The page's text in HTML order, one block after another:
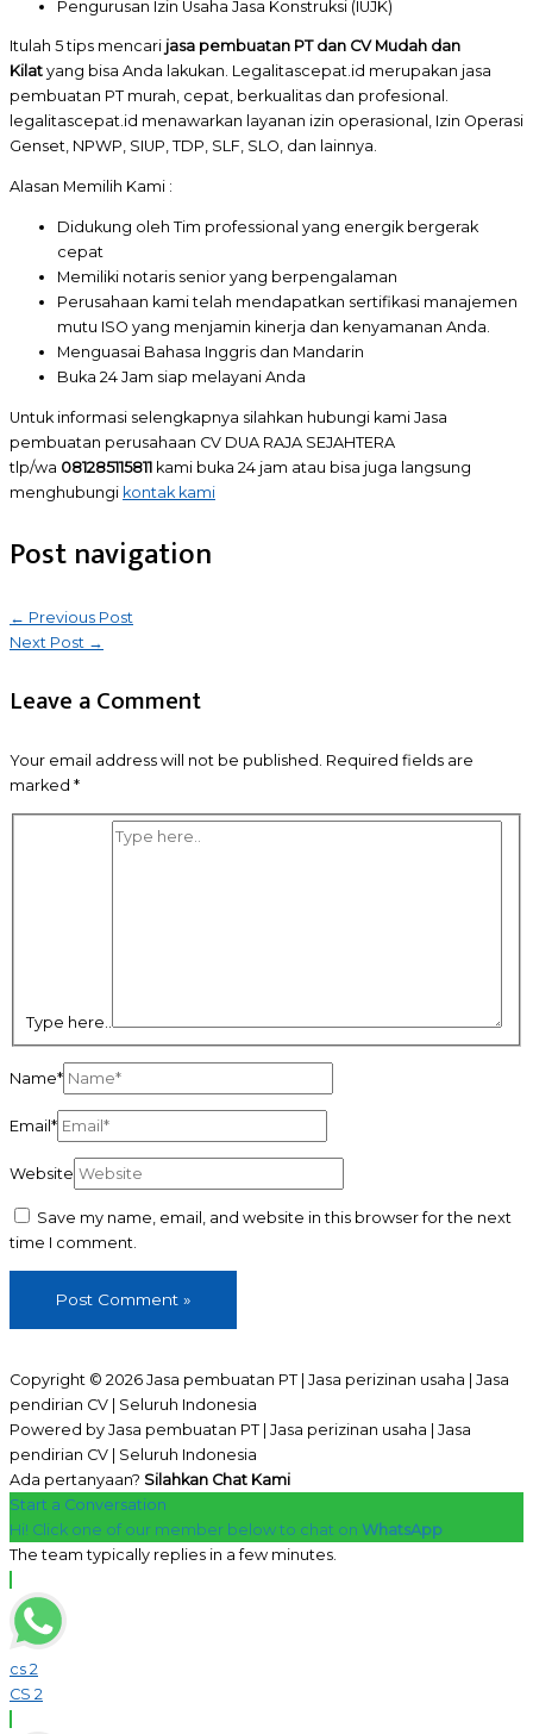
Pengurusan Izin Usaha Jasa Konstruksi (IUJK)
Itulah 5 tips mencari jasa pembuatan PT dan CV Mudah dan
Kilat yang bisa Anda lakukan. Legalitascepat.id merupakan jasa
pembuatan PT murah, cepat, berkualitas dan profesional.
legalitascepat.id menawarkan layanan izin operasional, Izin Operasi
Genset, NPWP, SIUP, TDP, SLF, SLO, dan lainnya.
Alasan Memilih Kami :
Didukung oleh Tim professional yang energik bergerak
cepat
Memiliki notaris senior yang berpengalaman
Perusahaan kami telah mendapatkan sertifikasi manajemen
mutu ISO yang menjamin kinerja dan kenyamanan Anda.
Menguasai Bahasa Inggris dan Mandarin
Buka 24 Jam siap melayani Anda
Untuk informasi selengkapnya silahkan hubungi kami Jasa
pembuatan perusahaan CV DUA RAJA SEJAHTERA
tlp/wa 081285115811 kami buka 24 jam atau bisa juga langsung
menghubungi kontak kami
Post navigation
← Previous Post
Next Post →
Leave a Comment
Your email address will not be published. Required fields are
marked *
Type here..
Name*
Email*
Website
Save my name, email, and website in this browser for the next
time I comment.
Copyright © 2026 Jasa pembuatan PT | Jasa perizinan usaha | Jasa
pendirian CV | Seluruh Indonesia
Powered by Jasa pembuatan PT | Jasa perizinan usaha | Jasa
pendirian CV | Seluruh Indonesia
Ada pertanyaan? Silahkan Chat Kami
Start a Conversation
Hi! Click one of our member below to chat on WhatsApp
The team typically replies in a few minutes.
cs 2
CS 2